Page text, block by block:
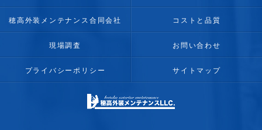
穂高外装メンテナンス合同会社 コストと品質
現場調査 お問い合わせ
プライバシーポリシー サイトマップ